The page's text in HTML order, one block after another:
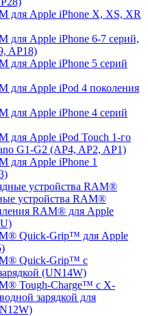
для Apple iPhone X, XS, XR
для Apple iPhone 6-7 серий,
AP18)
для Apple iPhone 5 серий
для Apple iPod 4 поколения
для Apple iPhone 4 серий
для Apple iPod Touch 1-го
G1-G2 (AP4, AP2, AP1)
для Apple iPhone 1
устройства RAM®
RAM® для Apple
Quick-Grip™ для Apple
Quick-Grip™ с
(UN14W)
Tough-Charge™ с X-
зарядкой для